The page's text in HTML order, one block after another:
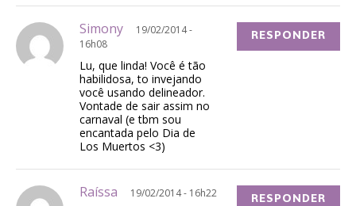
Simony
19/02/2014 -
16h08
Lu, que linda! Você é tão
habilidosa, to invejando
você usando delineador.
Vontade de sair assim no
carnaval (e tbm sou
encantada pelo Dia de
Los Muertos <3)
RESPONDER
Raíssa 19/02/2014 - 16h22 RESPONDER